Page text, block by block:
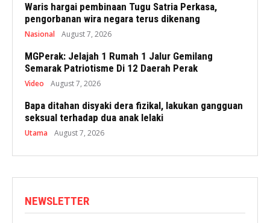
Waris hargai pembinaan Tugu Satria Perkasa,
pengorbanan wira negara terus dikenang
Nasional August 7, 2026
MGPerak: Jelajah 1 Rumah 1 Jalur Gemilang
Semarak Patriotisme Di 12 Daerah Perak
Video August 7, 2026
Bapa ditahan disyaki dera fizikal, lakukan gangguan
seksual terhadap dua anak lelaki
Utama August 7, 2026
NEWSLETTER